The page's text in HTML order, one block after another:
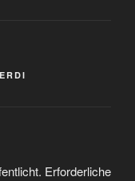
Erforderliche